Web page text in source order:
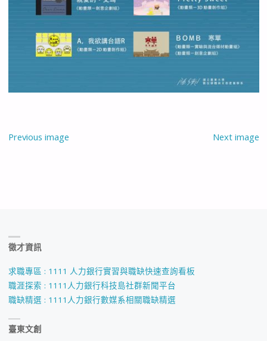
Previous image Next image
徵才資訊
求職專區 : 1111 人力銀行實習與職缺快速查詢看板
職涯探索 : 1111人力銀行科技島社群新聞平台
職缺精選 : 1111人力銀行數媒系相關職缺精選
臺東文創